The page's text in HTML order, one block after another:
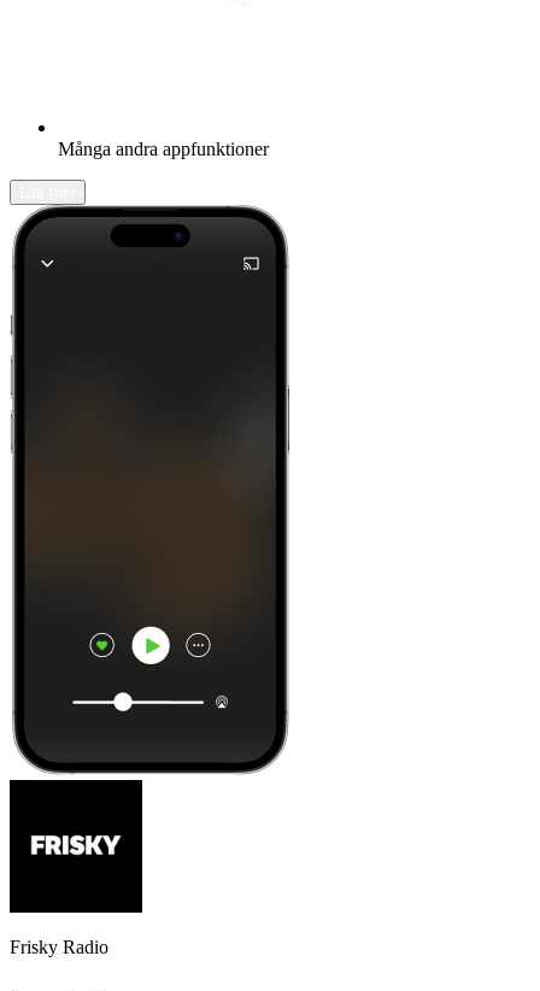
Många andra appfunktioner
Frisky Radio